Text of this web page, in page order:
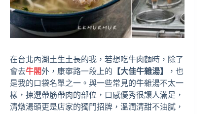
在台北內湖土生土長的我，若想吃牛肉麵時，除了
會去牛閣外，康寧路一段上的 【大佳牛雜湯】
，也
是我的口袋名單之一。與一些常見的牛雜湯不太一
樣，揀選帶筋帶肉的部位，口感優秀很讓人滿足，
清燉湯頭更是店家的獨門招牌，溫潤清甜不油膩，